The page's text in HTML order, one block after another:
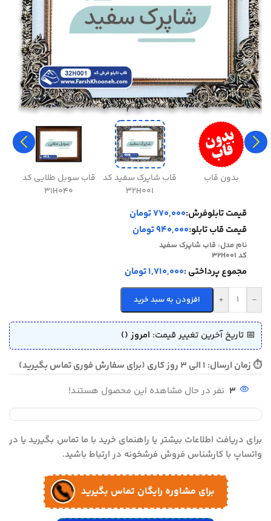
بدون قاب
قاب شاپرک سفید کد
32H001
قاب سوبل طلایی کد
31H040
قیمت تابلوفرش:770,000 تومان
قیمت قاب تابلو:940,000 تومان
نام مدل: قاب شاپرک سفید
کد 32H001
مجموع پرداختی :1,710,000 تومان
-
+ افزودن به سبد خرید
📅 تاریخ آخرین تغییر قیمت: امروز ()
⏱ زمان ارسال: 1 الی 3 روز کاری (برای سفارش فوری تماس بگیرید)
3 نفر در حال مشاهده این محصول هستند!
برای دریافت اطلاعات بیشتر یا راهنمای خرید با ما تماس بگیرید یا در
واتساپ با کارشناس فروش فرشخونه در ارتباط باشید.
برای مشاوره رایگان تماس بگیرید